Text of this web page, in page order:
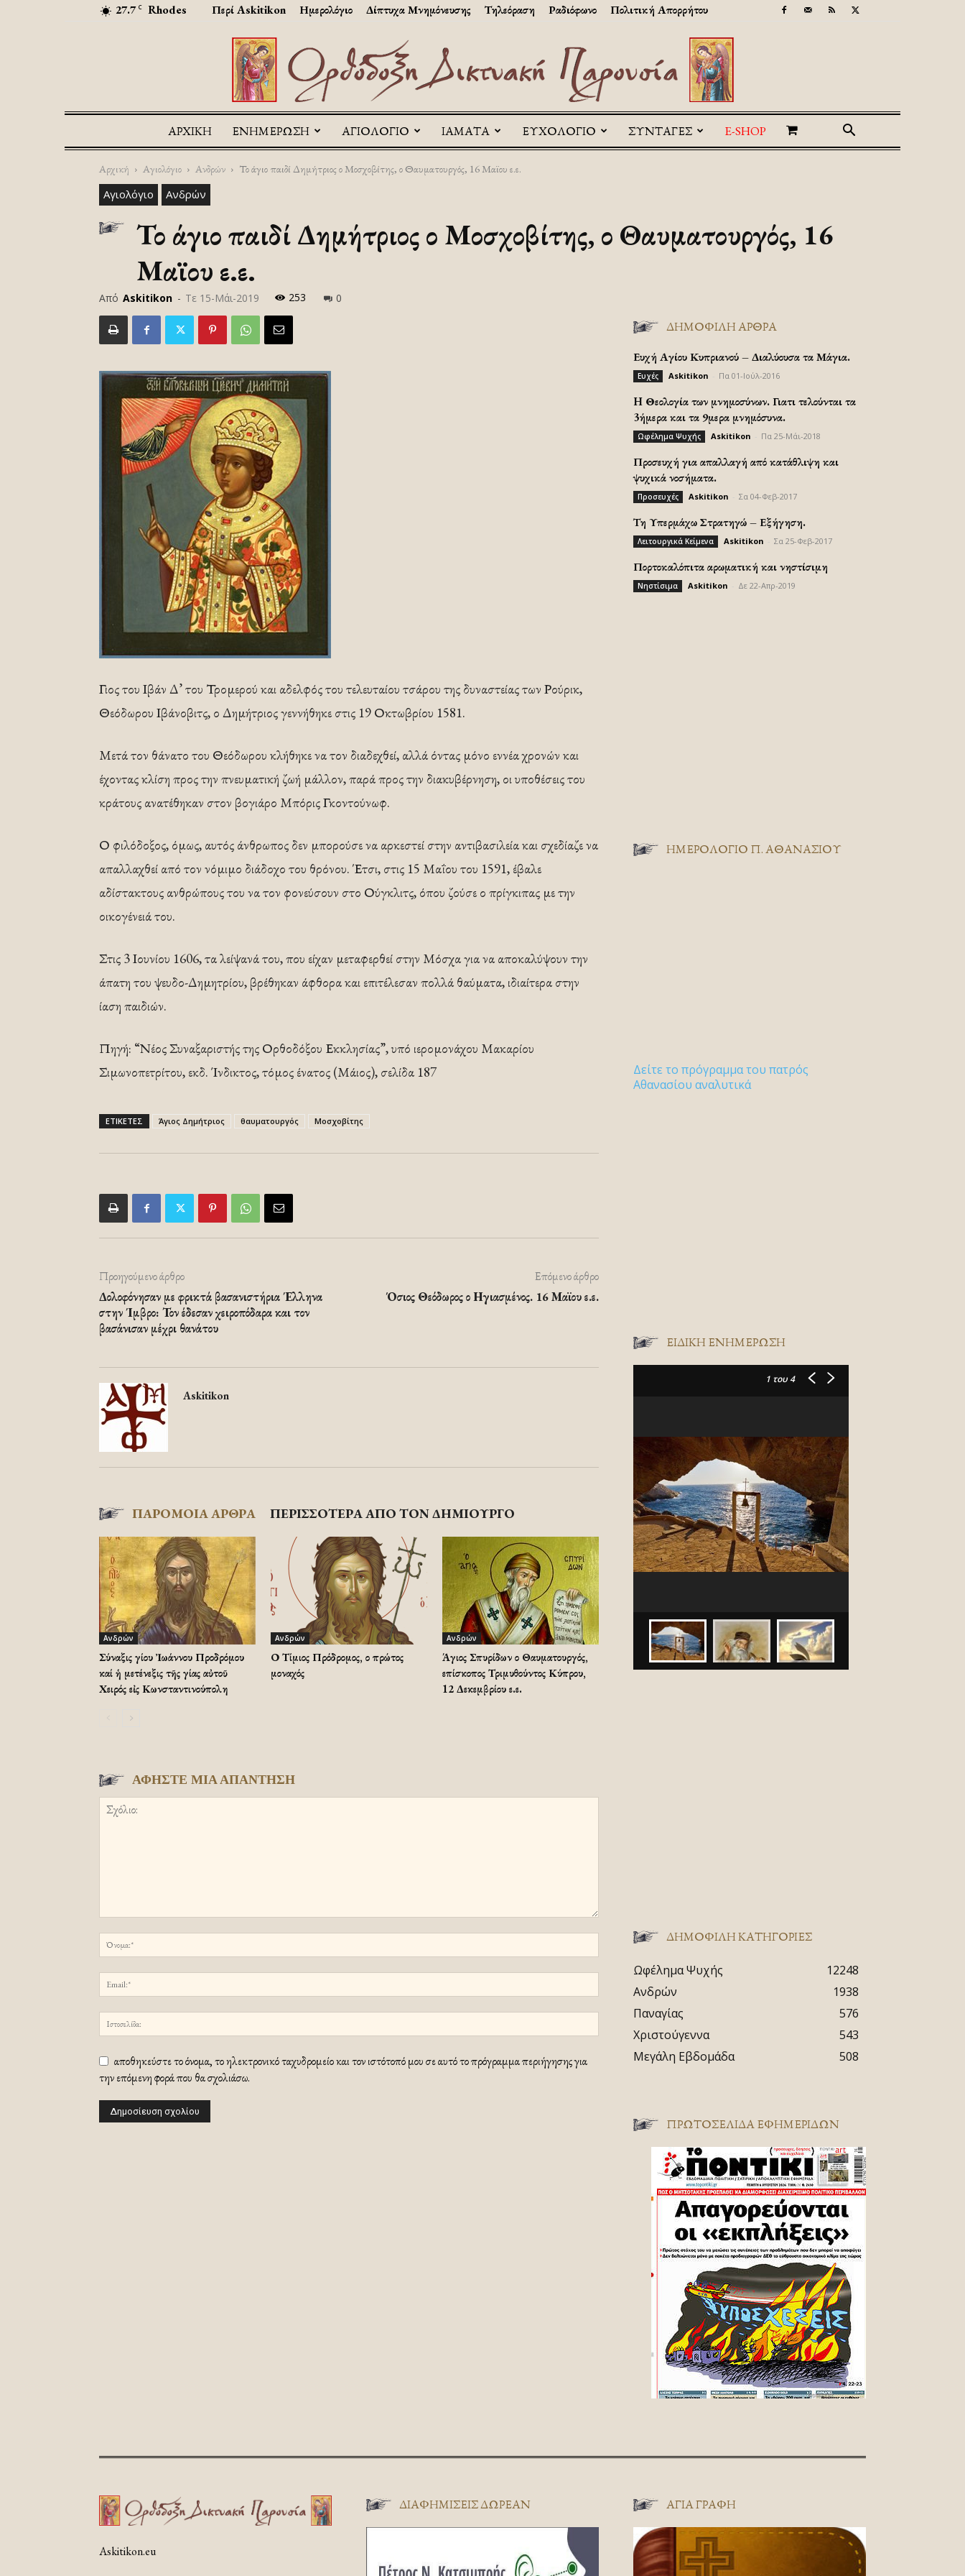
27.7 C Rhodes Περί Askitikon Ημερολόγιο Δίπτυχα Μνημόνευσης Τηλεόραση Ραδιόφωνο Πολιτική Απορρήτου
Askitikon
ΑΡΧΙΚΉ ΕΝΗΜΕΡΩΣΗ ΑΓΙΟΛΟΓΙΟ ΙΑΜΑΤΑ ΕΥΧΟΛΟΓΙΟ ΣΥΝΤΑΓΕΣ E-SHOP
Αρχική Αγιολόγιο Ανδρών Το άγιο παιδί Δημήτριος ο Μοσχοβίτης, ο Θαυματουργός, 16 Μαϊου ε.ε.
Αγιολόγιο Ανδρών
Το άγιο παιδί Δημήτριος ο Μοσχοβίτης, ο Θαυματουργός, 16
Μαϊου ε.ε.
Από Askitikon - Τε 15-Μάι-2019 253 0
Γιος του Ιβάν Δ’ του Τρομερού και αδελφός του τελευταίου τσάρου της δυναστείας των Ρούρικ,
Θεόδωρου Ιβάνοβιτς, ο Δημήτριος γεννήθηκε στις 19 Οκτωβρίου 1581.
Μετά τον θάνατο του Θεόδωρου κλήθηκε να τον διαδεχθεί, αλλά όντας μόνο εννέα χρονών και
έχοντας κλίση προς την πνευματική ζωή μάλλον, παρά προς την διακυβέρνηση, οι υποθέσεις του
κράτους ανατέθηκαν στον βογιάρο Μπόρις Γκοντούνωφ.
Ο φιλόδοξος, όμως, αυτός άνθρωπος δεν μπορούσε να αρκεστεί στην αντιβασιλεία και σχεδίαζε να
απαλλαχθεί από τον νόμιμο διάδοχο του θρόνου. Έτσι, στις 15 Μαΐου του 1591, έβαλε
αδίστακτους ανθρώπους του να τον φονεύσουν στο Ούγκλιτς, όπου ζούσε ο πρίγκιπας με την
οικογένειά του.
Στις 3 Ιουνίου 1606, τα λείψανά του, που είχαν μεταφερθεί στην Μόσχα για να αποκαλύψουν την
άπατη του ψευδο-Δημητρίου, βρέθηκαν άφθορα και επιτέλεσαν πολλά θαύματα, ιδιαίτερα στην
ίαση παιδιών.
Πηγή: “Νέος Συναξαριστής της Ορθοδόξου Εκκλησίας”, υπό ιερομονάχου Μακαρίου
Σιμωνοπετρίτου, εκδ. Ίνδικτος, τόμος ένατος (Μάιος), σελίδα 187
ΕΤΙΚΕΤΕΣ Άγιος Δημήτριος θαυματουργός Μοσχοβίτης
Προηγούμενο άρθρο
Δολοφόνησαν με φρικτά βασανιστήρια Έλληνα
στην Ίμβρο: Τον έδεσαν χειροπόδαρα και τον
βασάνισαν μέχρι θανάτου
Επόμενο άρθρο
Όσιος Θεόδωρος ο Ηγιασμένος. 16 Μαϊου ε.ε.
Askitikon
ΠΑΡΟΜΟΙΑ ΑΡΘΡΑ ΠΕΡΙΣΣΟΤΕΡΑ ΑΠΟ ΤΟΝ ΔΗΜΙΟΥΡΓΟ
Ανδρών
Σύναξις Ἁγίου Ἰωάννου Προδρόμου
καί ἡ μετένεξις τῆς Ἁγίας αὐτοῦ
Χειρός εἰς Κωνσταντινούπολη
Ανδρών
Ο Τίμιος Πρόδρομος, ο πρώτος
μοναχός
Ανδρών
Άγιος Σπυρίδων ο Θαυματουργός,
επίσκοπος Τριμυθούντος Κύπρου,
12 Δεκεμβρίου ε.ε.
ΑΦΗΣΤΕ ΜΙΑ ΑΠΑΝΤΗΣΗ
αποθηκεύστε το όνομα, το ηλεκτρονικό ταχυδρομείο και τον ιστότοπό μου σε αυτό το πρόγραμμα περιήγησης για
την επόμενη φορά που θα σχολιάσω.
ΔΗΜΟΦΙΛΗ ΑΡΘΡΑ
Ευχή Αγίου Κυπριανού – Διαλύουσα τα Μάγια.
Ευχές Askitikon Πα 01-Ιούλ-2016
H Θεολογία των μνημοσύνων. Γιατι τελούνται τα
3ήμερα και τα 9μερα μνημόσυνα.
Ωφέλημα Ψυχής Askitikon Πα 25-Μάι-2018
Προσευχή για απαλλαγή από κατάθλιψη και
ψυχικά νοσήματα.
Προσευχές Askitikon Σα 04-Φεβ-2017
Τη Υπερμάχω Στρατηγώ – Εξήγηση.
Λειτουργικά Κείμενα Askitikon Σα 25-Φεβ-2017
Πορτοκαλόπιτα αρωματική και νηστίσιμη
Νηστίσιμα Askitikon Δε 22-Απρ-2019
ΗΜΕΡΟΛΟΓΙΟ Π. ΑΘΑΝΑΣΙΟΥ
Δείτε το πρόγραμμα του πατρός
Αθανασίου αναλυτικά
ΕΙΔΙΚΉ ΕΝΗΜΈΡΩΣΗ
1 του 4
ΔΗΜΟΦΙΛΗ ΚΑΤΗΓΟΡΙΕΣ
Ωφέλημα Ψυχής
12248
Ανδρών
1938
Παναγίας
576
Χριστούγεννα
543
Μεγάλη Εβδομάδα
508
ΠΡΩΤΟΣΈΛΙΔΑ ΕΦΗΜΕΡΊΔΩΝ
Askitikon.eu
ΔΙΑΦΗΜΊΣΕΙΣ ΔΩΡΕΆΝ ΑΓΊΑ ΓΡΑΦΉ